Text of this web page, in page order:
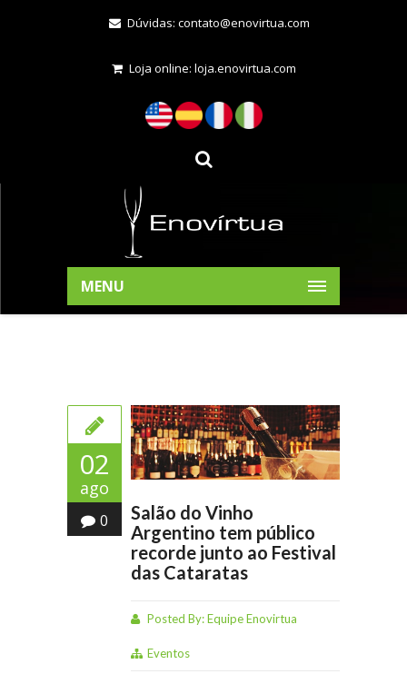
Dúvidas: contato@enovirtua.com
Loja online: loja.enovirtua.com
MENU
02
ago
0
Salão do Vinho
Argentino tem público
recorde junto ao Festival
das Cataratas
Posted By:Equipe Enovirtua
Eventos